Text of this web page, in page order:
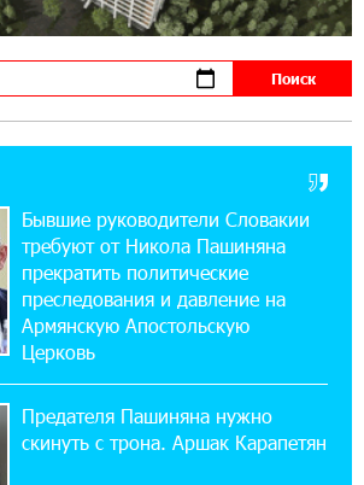
3-08-2026
приложении Юнибанка теперь
зарегистрироваться также с помощью
бонусы в играх»: IDBank
о кибератаках на школьников
31-07-2026
со временем будет расширяться. Когда-
это поймёт и рядовой армянин, но
31-07-2026
Израиль использует тему Геноцида
Бывшие руководители Словакии
требуют от Никола Пашиняна
прекратить политические
преследования и давление на
Армянскую Апостольскую
Церковь
Предателя Пашиняна нужно
скинуть с трона. Аршак Карапетян